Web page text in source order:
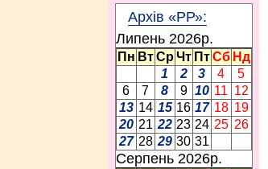
Архів «РР»:
Липень 2026p.
Пн Вт Ср Чт Пт Сб Нд
1
2 3 4
5
6
7 8 9 10 11 12
13 14 15 16 17 18 19
20 21 22 23 24 25 26
27 28 29 30 31
Серпень 2026p.